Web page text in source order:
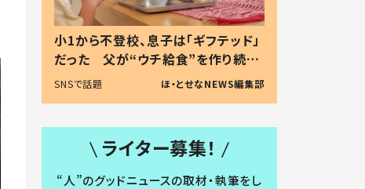
小1から不登校、息子は「ギフテッド」
だった 父が“ウチ給食”を作り続け
る理由とは #令和の親 #令和の子
SNSで話題 ほ・とせなNEWS編集部
ライター募集！
“人”のグッドニュースの取材・執筆をし